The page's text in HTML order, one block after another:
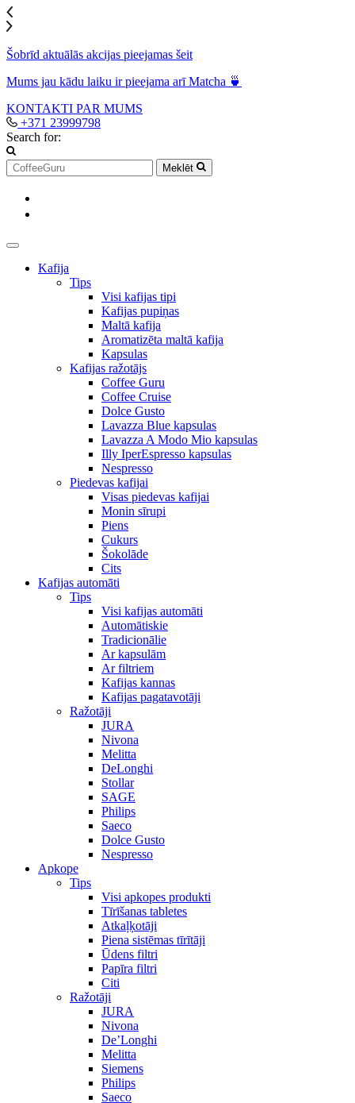
Šobrīd aktuālās akcijas pieejamas šeit
Mums jau kādu laiku ir pieejama arī Matcha 🍵
KONTAKTI PAR MUMS
+371 23999798
Search for:
Meklēt
Kafija
Tips
Visi kafijas tipi
Kafijas pupiņas
Maltā kafija
Aromatizēta maltā kafija
Kapsulas
Kafijas ražotājs
Coffee Guru
Coffee Cruise
Dolce Gusto
Lavazza Blue kapsulas
Lavazza A Modo Mio kapsulas
Illy IperEspresso kapsulas
Nespresso
Piedevas kafijai
Visas piedevas kafijai
Monin sīrupi
Piens
Cukurs
Šokolāde
Cits
Kafijas automāti
Tips
Visi kafijas automāti
Automātiskie
Tradicionālie
Ar kapsulām
Ar filtriem
Kafijas kannas
Kafijas pagatavotāji
Ražotāji
JURA
Nivona
Melitta
DeLonghi
Stollar
SAGE
Philips
Saeco
Dolce Gusto
Nespresso
Apkope
Tips
Visi apkopes produkti
Tīrīšanas tabletes
Atkaļķotāji
Piena sistēmas tīrītāji
Ūdens filtri
Papīra filtri
Citi
Ražotāji
JURA
Nivona
De’Longhi
Melitta
Siemens
Philips
Saeco